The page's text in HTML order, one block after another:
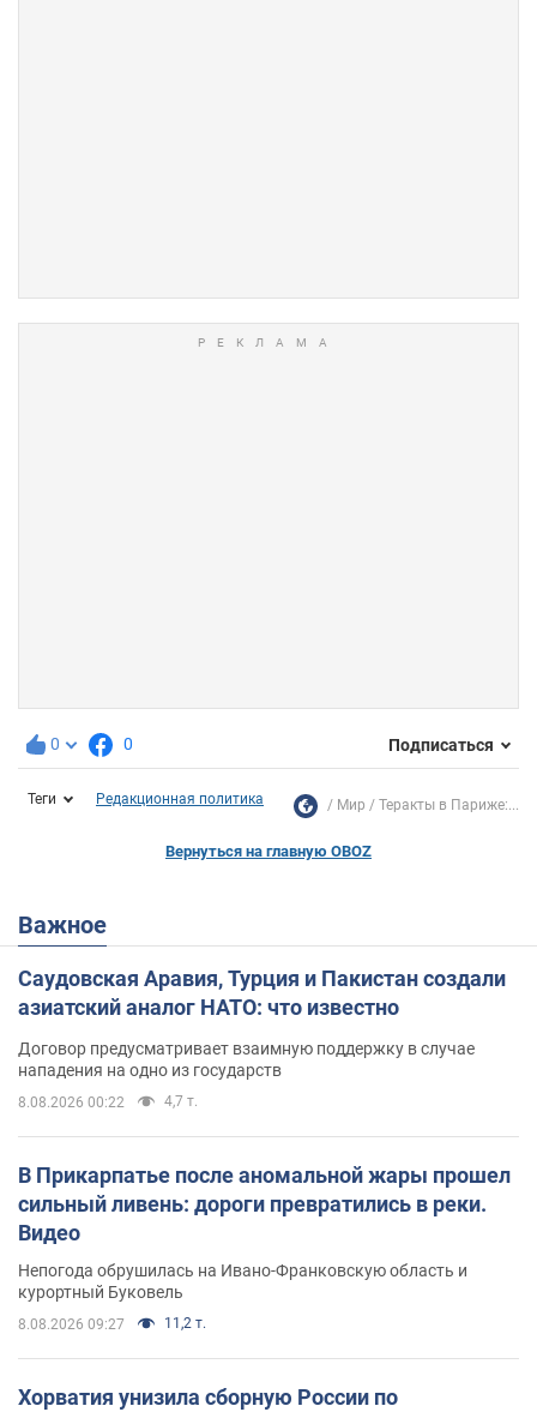
0 0 Подписаться
Теги Редакционная политика Мир Теракты в Париже:...
Вернуться на главную OBOZ
Важное
Саудовская Аравия, Турция и Пакистан создали
азиатский аналог НАТО: что известно
Договор предусматривает взаимную поддержку в случае
нападения на одно из государств
8.08.2026 00:22 4,7 т.
В Прикарпатье после аномальной жары прошел
сильный ливень: дороги превратились в реки.
Видео
Непогода обрушилась на Ивано-Франковскую область и
курортный Буковель
8.08.2026 09:27 11,2 т.
Хорватия унизила сборную России по